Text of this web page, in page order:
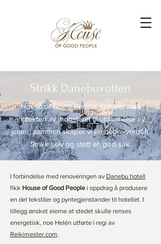
Strikk Danebuvotten
House of Good People donerer hele
inntekten av mønsteret til utdannelse av
jenter, sammen skaper vi en bedre verden.
Strikk selv og støtt en god sak.
I forbindelse med renoveringen av Danebu hotell
fikk House of Good Peoplei oppdrag å produsere
en del tekstiler og pyntegjenstander til hotellet. I
tillegg ønsket eierne at stedet skulle renses
energetisk, noe Helén utførte i regi av
Reikimester.com.